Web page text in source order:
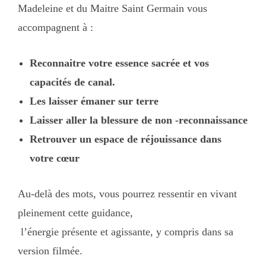
Madeleine et du Maitre Saint Germain vous
accompagnent à :
Reconnaitre votre essence sacrée et vos
capacités de canal.
Les laisser émaner sur terre
Laisser aller la blessure de non -reconnaissance
Retrouver un espace de réjouissance dans
votre cœur
Au-delà des mots, vous pourrez ressentir en vivant
pleinement cette guidance,
l’énergie présente et agissante, y compris dans sa
version filmée.